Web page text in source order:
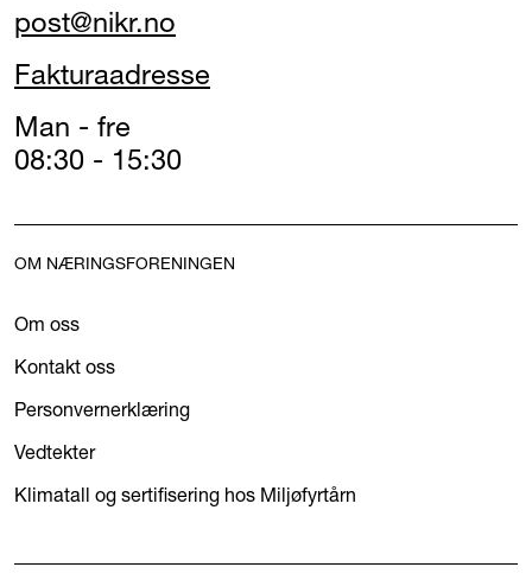
post@nikr.no
Fakturaadresse
Man - fre
08:30 - 15:30
OM NÆRINGSFORENINGEN
Om oss
Kontakt oss
Personvernerklæring
Vedtekter
Klimatall og sertifisering hos Miljøfyrtårn